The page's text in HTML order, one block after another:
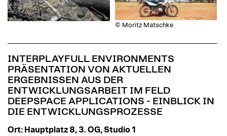
© Moritz Matschke
INTERPLAYFULL ENVIRONMENTS
PRÄSENTATION VON AKTUELLEN
ERGEBNISSEN AUS DER
ENTWICKLUNGSARBEIT IM FELD
DEEPSPACE APPLICATIONS - EINBLICK IN
DIE ENTWICKLUNGSPROZESSE
Ort: Hauptplatz 8, 3. OG, Studio 1